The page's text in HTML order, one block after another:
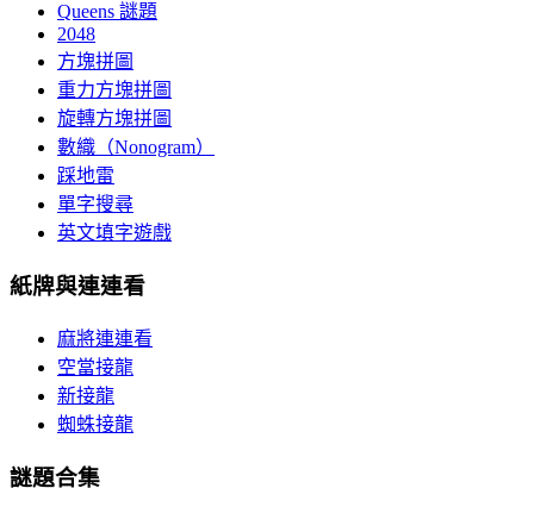
Queens 謎題
2048
方塊拼圖
重力方塊拼圖
旋轉方塊拼圖
數織（Nonogram）
踩地雷
單字搜尋
英文填字遊戲
紙牌與連連看
麻將連連看
空當接龍
新接龍
蜘蛛接龍
謎題合集